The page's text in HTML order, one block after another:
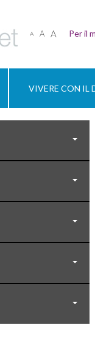
A A A Per il
VIVERE CON IL